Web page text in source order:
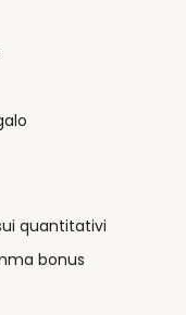
quantitativi
bonus